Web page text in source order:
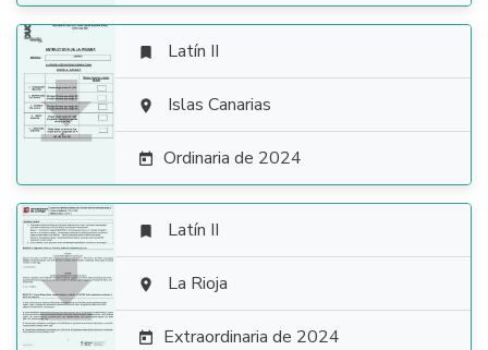

 Latín II
 Islas Canarias
 Ordinaria de 2024

 Latín II
 La Rioja
 Extraordinaria de 2024